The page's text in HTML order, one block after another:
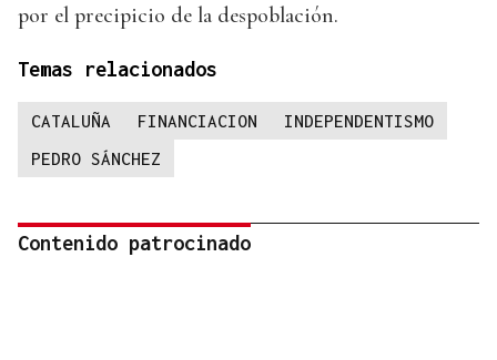
por el precipicio de la despoblación.
Temas relacionados
CATALUÑA FINANCIACION
INDEPENDENTISMO
PEDRO SÁNCHEZ
Contenido patrocinado